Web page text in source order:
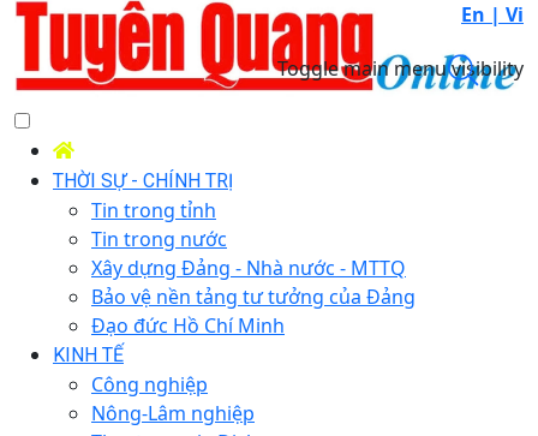
En | Vi
Toggle main menu visibility
THỜI SỰ - CHÍNH TRỊ
Tin trong tỉnh
Tin trong nước
Xây dựng Đảng - Nhà nước - MTTQ
Bảo vệ nền tảng tư tưởng của Đảng
Đạo đức Hồ Chí Minh
KINH TẾ
Công nghiệp
Nông-Lâm nghiệp